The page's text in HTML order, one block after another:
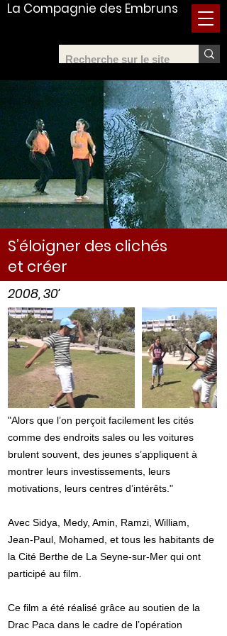
La Compagnie des Embruns
S’éloigner des clichés
et créer
2008, 30’
"Alors que l’on perçoit facilement les cités
comme des endroits sales ou les voitures
brulent souvent, des jeunes s’appliquent à
montrer leurs investissements, leurs
motivations, leurs centres d’intérêts."
Avec Sidya, Medy, Amin, Ramzi, William,
Jean-Paul, Mohamed, et tous les habitants de
la Cité Berthe de La Seyne-sur-Mer qui ont
participé au film.
Ce film a été réalisé grâce au soutien de la
Drac Paca dans le cadre de l’opération